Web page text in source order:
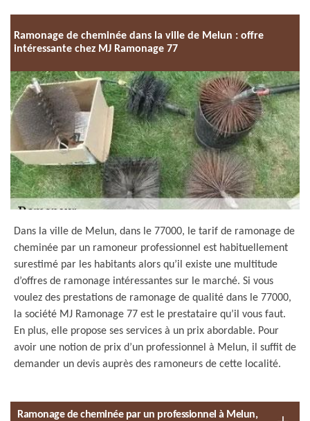
Ramonage de cheminée dans la ville de Melun : offre
intéressante chez MJ Ramonage 77
Dans la ville de Melun, dans le 77000, le tarif de ramonage de
cheminée par un ramoneur professionnel est habituellement
surestimé par les habitants alors qu’il existe une multitude
d’offres de ramonage intéressantes sur le marché. Si vous
voulez des prestations de ramonage de qualité dans le 77000,
la société MJ Ramonage 77 est le prestataire qu’il vous faut.
En plus, elle propose ses services à un prix abordable. Pour
avoir une notion de prix d’un professionnel à Melun, il suffit de
demander un devis auprès des ramoneurs de cette localité.
Ramonage de cheminée par un professionnel à Melun,